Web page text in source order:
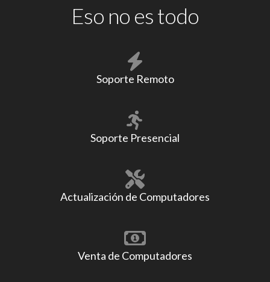
Eso no es todo
Soporte Remoto
Soporte Presencial
Actualización de Computadores
Venta de Computadores